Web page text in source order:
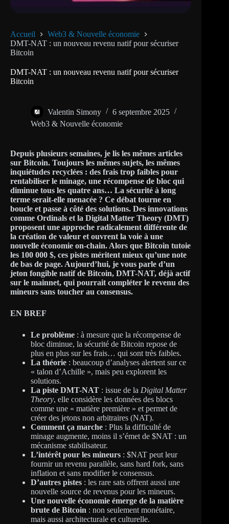
Accueil
Web3 & Nouvelle économie
DMT-NAT : un nouveau revenu natif pour sécuriser
Bitcoin
DMT-NAT : un nouveau revenu natif pour sécuriser
Bitcoin
Valentin Simony
6 septembre 2025
Web3 & Nouvelle économie
Depuis plusieurs semaines, je lis les mêmes articles
sur Bitcoin. Toujours les mêmes sujets, les mêmes
inquiétudes recyclées : des frais trop faibles pour
rentabiliser le minage, une récompense de bloc qui
diminue tous les quatre ans… La sécurité à long
terme serait-elle menacée ? Ce débat tourne en
boucle et passe à côté des solutions. Des innovations
comme Ordinals et la Digital Matter Theory (DMT)
proposent une approche radicalement différente de
la création de valeur et ouvrent la voie à une
nouvelle économie on-chain. Alors que Bitcoin tutoie
les 100 000 $, ces pistes méritent mieux qu’une note
de bas de page. Aujourd’hui, je vous parle d’un
jeton fongible natif de Bitcoin, DMT-NAT, déjà actif
sur le mainnet, qui pourrait compléter le revenu des
mineurs sans toucher au consensus.
EN BREF
Le problème : à mesure que la récompense de
bloc diminue, la sécurité de Bitcoin repose de
plus en plus sur les frais… qui sont très faibles.
La théorie : beaucoup d’analyses alertent sur ce
« talon d’Achille », mais peu explorent les
solutions.
La piste DMT-NAT : issue de la Digital Matter
Theory, elle considère les données des blocs
comme une « matière première » et permet de
créer des jetons non arbitraires (NAT).
Comment ça marche : Plus la difficulté de
minage augmente, moins il s’émet de $NAT : un
mécanisme stabilisateur.
L’intérêt pour les mineurs : $NAT peut leur
fournir un revenu parallèle, sans hard fork, sans
inflation et sans modifier le consensus.
D’autres pistes : les rare sats offrent aussi une
nouvelle source de revenus pour les mineurs.
Une nouvelle économie émerge de la matière
brute de Bitcoin : non seulement monétaire,
mais aussi architecturale et culturelle.